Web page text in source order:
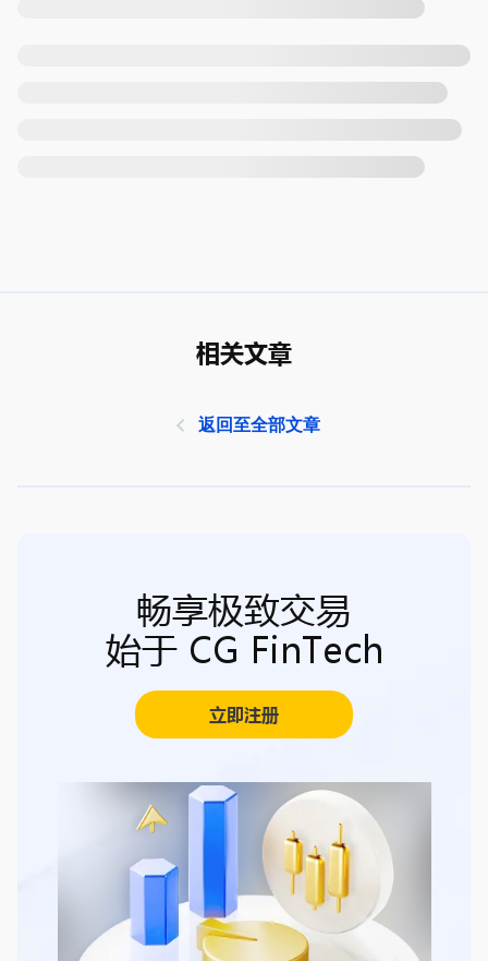
相关文章
返回至全部文章
畅享极致交易
始于 CG FinTech
立即注册